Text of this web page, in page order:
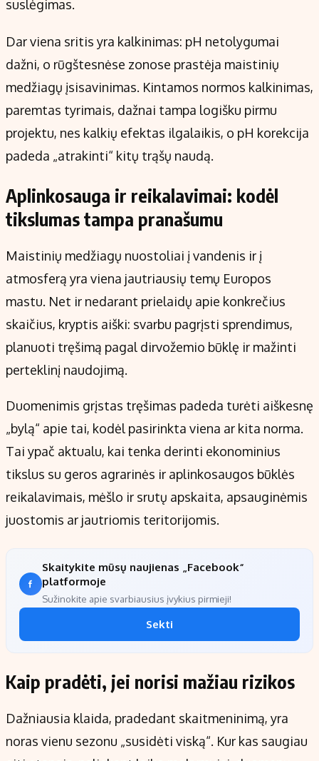
suslėgimas.
Dar viena sritis yra kalkinimas: pH netolygumai
dažni, o rūgštesnėse zonose prastėja maistinių
medžiagų įsisavinimas. Kintamos normos kalkinimas,
paremtas tyrimais, dažnai tampa logišku pirmu
projektu, nes kalkių efektas ilgalaikis, o pH korekcija
padeda „atrakinti“ kitų trąšų naudą.
Aplinkosauga ir reikalavimai: kodėl
tikslumas tampa pranašumu
Maistinių medžiagų nuostoliai į vandenis ir į
atmosferą yra viena jautriausių temų Europos
mastu. Net ir nedarant prielaidų apie konkrečius
skaičius, kryptis aiški: svarbu pagrįsti sprendimus,
planuoti tręšimą pagal dirvožemio būklę ir mažinti
perteklinį naudojimą.
Duomenimis grįstas tręšimas padeda turėti aiškesnę
„bylą“ apie tai, kodėl pasirinkta viena ar kita norma.
Tai ypač aktualu, kai tenka derinti ekonominius
tikslus su geros agrarinės ir aplinkosaugos būklės
reikalavimais, mėšlo ir srutų apskaita, apsauginėmis
juostomis ar jautriomis teritorijomis.
Skaitykite mūsų naujienas „Facebook“
platformoje
Sužinokite apie svarbiausius įvykius pirmieji!
Sekti
Kaip pradėti, jei norisi mažiau rizikos
Dažniausia klaida, pradedant skaitmeninimą, yra
noras vienu sezonu „susidėti viską“. Kur kas saugiau